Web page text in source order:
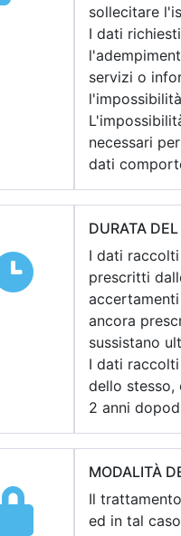
sollecitare
I dati
servizi o
necessari
dati
DURATA
I dati
prescritti
ancora
sussistano
I dati
dello stesso,
2 anni
MODALITÀ
Il
ed in tal